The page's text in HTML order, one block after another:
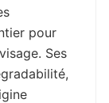
pour
Ses